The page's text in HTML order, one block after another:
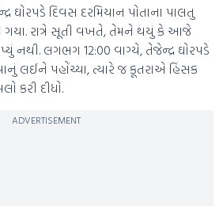
ઘોરપડે દિવસ દરમિયાન પોતાના પાલતુ
રાત્રે સૂતી વખતે, તેમને થયું કે આજે
નથી. લગભગ 12:00 વાગ્યે, તેજેન્દ્ર ઘોરપડે
લઈને પહોંચ્યા, ત્યારે જ કૂતરાએ હિંસક
કરી દીધો.
ADVERTISEMENT